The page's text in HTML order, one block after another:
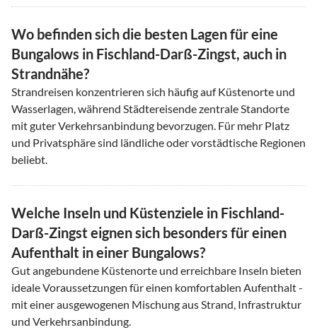
Wo befinden sich die besten Lagen für eine
Bungalows in Fischland-Darß-Zingst, auch in
Strandnähe?
Strandreisen konzentrieren sich häufig auf Küstenorte und
Wasserlagen, während Städtereisende zentrale Standorte
mit guter Verkehrsanbindung bevorzugen. Für mehr Platz
und Privatsphäre sind ländliche oder vorstädtische Regionen
beliebt.
Welche Inseln und Küstenziele in Fischland-
Darß-Zingst eignen sich besonders für einen
Aufenthalt in einer Bungalows?
Gut angebundene Küstenorte und erreichbare Inseln bieten
ideale Voraussetzungen für einen komfortablen Aufenthalt -
mit einer ausgewogenen Mischung aus Strand, Infrastruktur
und Verkehrsanbindung.